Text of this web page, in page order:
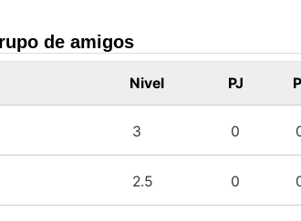
de amigos
Nivel PJ
3 0
2.5 0